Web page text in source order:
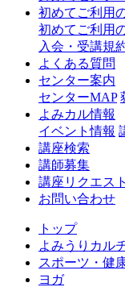
初めてご利用
初めてご利用
入会・受講規
よくある質問
センター案内
センターMAP
よみカル情報
イベント情報
講座検索
講師募集
講座リクエスト
お問い合わせ
トップ
よみうりカル
スポーツ・健
ヨガ